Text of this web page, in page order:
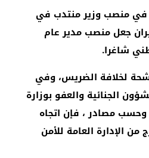
منصب وزير منتدب في
جعل منصب مدير عام
شاغرا.
لخلافة الضريس، وفي
الجنائية والعفو بوزارة
وحسب مصادر ، فإن اتجاه
الإدارة العامة للأمن